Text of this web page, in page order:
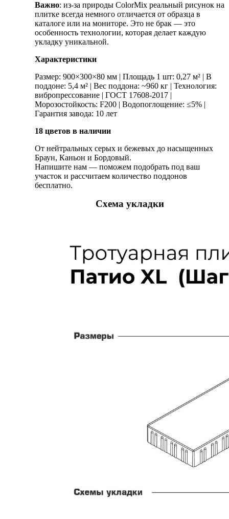
Важно: из-за природы ColorMix реальный рисунок на
плитке всегда немного отличается от образца в
каталоге или на мониторе. Это не брак — это
особенность технологии, которая делает каждую
укладку уникальной.
Характеристики
Размер: 900×300×80 мм | Площадь 1 шт: 0,27 м² | В
поддоне: 5,4 м² | Вес поддона: ~960 кг | Технология:
вибропрессование | ГОСТ 17608-2017 |
Морозостойкость: F200 | Водопоглощение: ≤5% |
Гарантия завода: 10 лет
18 цветов в наличии
От нейтральных серых и бежевых до насыщенных
Браун, Каньон и Бордовый.
Напишите нам — поможем подобрать под ваш
участок и рассчитаем количество поддонов
бесплатно.
Схема укладки